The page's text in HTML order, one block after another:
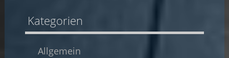
Kategorien
Allgemein